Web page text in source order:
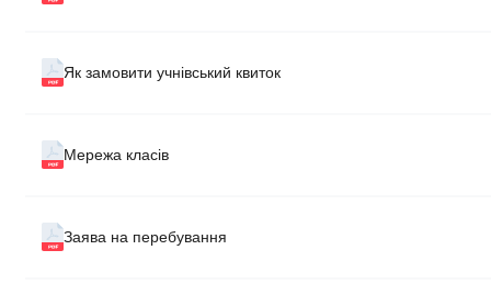
Як замовити учнівський квиток
Мережа класів
Заява на перебування